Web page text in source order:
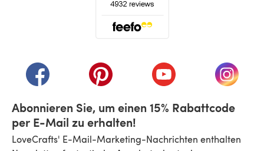
(öffnet sich in einem neuen Tab)
(öffnet sich in einem neuen Tab)
(öffnet sich in einem
(öffnet
Abonnieren Sie, um einen 15% Rabattcode
per E-Mail zu erhalten!
LoveCrafts' E-Mail-Marketing-Nachrichten enthalten